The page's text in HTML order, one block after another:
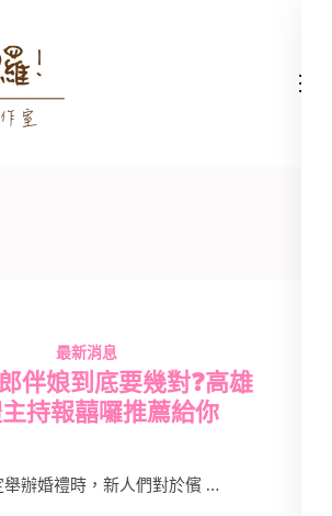
高雄婚禮主持│婚禮攝影
高雄婚禮主持、推薦婚禮主持、
最新消息
伴娘到底要幾對❓高雄
持報囍囉推薦給你
舉辦婚禮時，新人們對於儐 …